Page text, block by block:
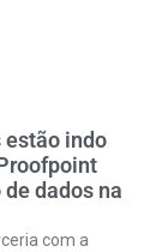
estão indo
dados na
com a